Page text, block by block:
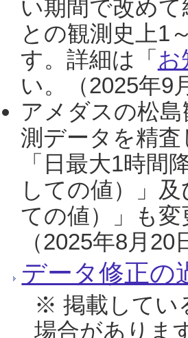
い期間で改め
との観測史上1
す。詳細は「 お
い。（2025年9
アメダスの松
測データを精
「日最大1時間
しての値）」
ての値）」も
（2025年8月20
データ修正の
※ 掲載してい
場合がありま